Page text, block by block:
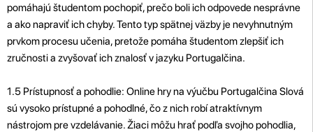
pomáhajú študentom pochopiť, prečo boli ich odpovede nesprávne
a ako napraviť ich chyby. Tento typ spätnej väzby je nevyhnutným
prvkom procesu učenia, pretože pomáha študentom zlepšiť ich
zručnosti a zvyšovať ich znalosť v jazyku Portugalčina.
1.5 Prístupnosť a pohodlie: Online hry na výučbu Portugalčina Slová
sú vysoko prístupné a pohodlné, čo z nich robí atraktívnym
nástrojom pre vzdelávanie. Žiaci môžu hrať podľa svojho pohodlia,